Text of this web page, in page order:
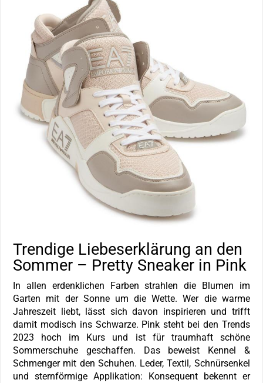
Trendige Liebeserklärung an den
Sommer – Pretty Sneaker in Pink
In allen erdenklichen Farben strahlen die Blumen im
Garten mit der Sonne um die Wette. Wer die warme
Jahreszeit liebt, lässt sich davon inspirieren und trifft
damit modisch ins Schwarze. Pink steht bei den Trends
2023 hoch im Kurs und ist für traumhaft schöne
Sommerschuhe geschaffen. Das beweist Kennel &
Schmenger mit den Schuhen. Leder, Textil, Schnürsenkel
und sternförmige Applikation: Konsequent bekennt er